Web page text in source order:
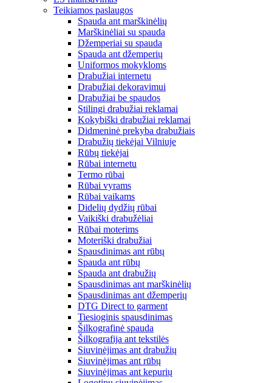
Teikiamos paslaugos
Spauda ant marškinėlių
Marškinėliai su spauda
Džemperiai su spauda
Spauda ant džemperių
Uniformos mokykloms
Drabužiai internetu
Drabužiai dekoravimui
Drabužiai be spaudos
Stilingi drabužiai reklamai
Kokybiški drabužiai reklamai
Didmeninė prekyba drabužiais
Drabužių tiekėjai Vilniuje
Rūbų tiekėjai
Rūbai internetu
Termo rūbai
Rūbai vyrams
Rūbai vaikams
Didelių dydžių rūbai
Vaikiški drabužėliai
Rūbai moterims
Moteriški drabužiai
Spausdinimas ant rūbų
Spauda ant rūbų
Spauda ant drabužių
Spausdinimas ant marškinėlių
Spausdinimas ant džemperių
DTG Direct to garment
Tiesioginis spausdinimas
Šilkografinė spauda
Šilkografija ant tekstilės
Siuvinėjimas ant drabužių
Siuvinėjimas ant rūbų
Siuvinėjimas ant kepurių